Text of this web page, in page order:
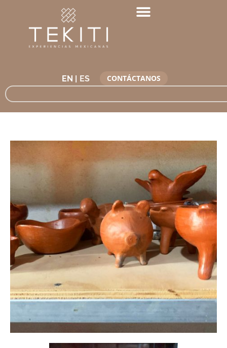
EN | CONTÁCTANOS